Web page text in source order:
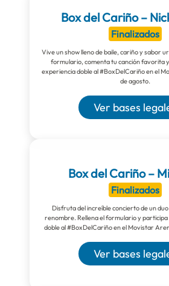
Box del Cariño –
Finalizados
Vive un show lleno de baile, cariño y sabor urbano
formulario, comenta tu canción favorita
experiencia doble al #BoxDelCariño en el
de agosto.
Ver bases
Box del Cariño –
Finalizados
Disfruta del increíble concierto de un
renombre. Rellena el formulario y
doble al #BoxDelCariño en el Movistar
Ver bases